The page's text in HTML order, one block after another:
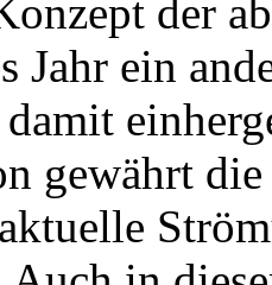
der
Jahr ein
gewährt